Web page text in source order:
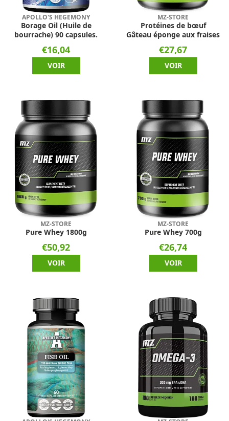
APOLLO'S HEGEMONY
Borage Oil (Huile de
bourrache) 90 capsules.
€16,04
VOIR
MZ-STORE
Protéines de bœuf
Gâteau éponge aux fraises
€27,67
VOIR
MZ-STORE
Pure Whey 1800g
€50,92
VOIR
MZ-STORE
Pure Whey 700g
€26,74
VOIR